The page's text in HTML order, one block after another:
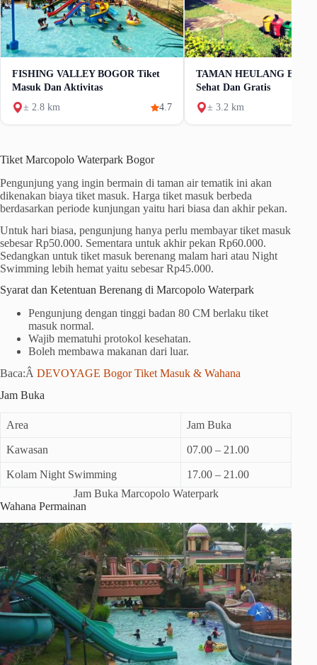
FISHING VALLEY BOGOR Tiket
Masuk Dan Aktivitas
± 2.8 km
4.7
TAMAN HEULANG Bogor
Sehat Dan Gratis
± 3.2 km
Tiket Marcopolo Waterpark Bogor
Pengunjung yang ingin bermain di taman air tematik ini akan
dikenakan biaya tiket masuk. Harga tiket masuk berbeda
berdasarkan periode kunjungan yaitu hari biasa dan akhir pekan.
Untuk hari biasa, pengunjung hanya perlu membayar tiket masuk
sebesar Rp50.000. Sementara untuk akhir pekan Rp60.000.
Sedangkan untuk tiket masuk berenang malam hari atau Night
Swimming lebih hemat yaitu sebesar Rp45.000.
Syarat dan Ketentuan Berenang di Marcopolo Waterpark
Pengunjung dengan tinggi badan 80 CM berlaku tiket
masuk normal.
Wajib mematuhi protokol kesehatan.
Boleh membawa makanan dari luar.
Baca:Â DEVOYAGE Bogor Tiket Masuk & Wahana
Jam Buka
Area Jam Buka
Kawasan 07.00 – 21.00
Kolam Night Swimming
17.00 – 21.00
Jam Buka Marcopolo Waterpark
Wahana Permainan